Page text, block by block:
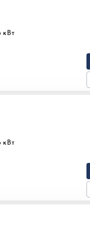
кВт
кВт